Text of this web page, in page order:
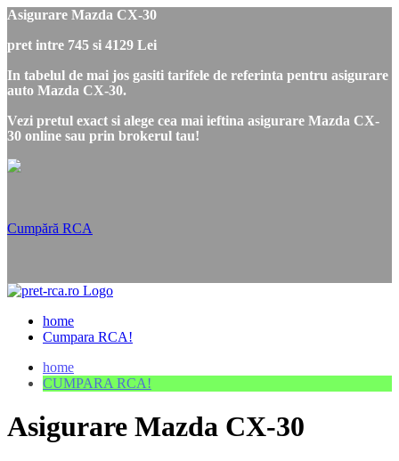
Asigurare Mazda CX-30
pret intre 745 si 4129 Lei
In tabelul de mai jos gasiti tarifele de referinta pentru asigurare
auto Mazda CX-30.
Vezi pretul exact si alege cea mai ieftina asigurare Mazda CX-
30 online sau prin brokerul tau!
Cumpără RCA
home
Cumpara RCA!
home
CUMPARA RCA!
Asigurare Mazda CX-30